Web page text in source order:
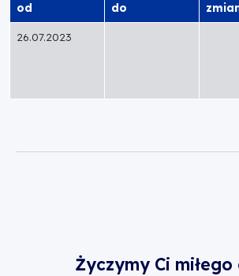
od
do
26.07.2023
Życzymy Ci miłego